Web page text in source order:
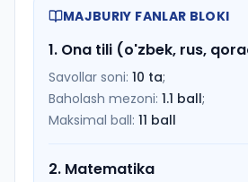
MAJBURIY FANLAR BLOKI
1. Ona tili (o'zbek, rus,
Savollar soni: 10 ta;
Baholash mezoni: 1.1 ball;
Maksimal ball: 11 ball
2. Matematika